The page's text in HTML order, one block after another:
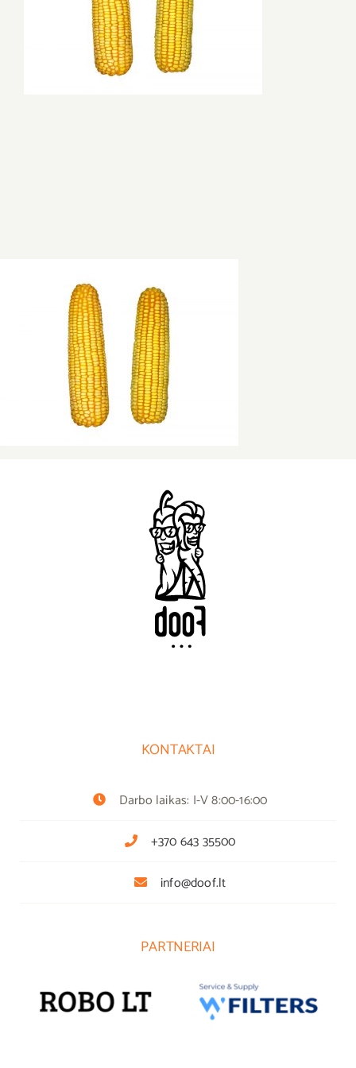
D.U.K
Sąlygos ir taisyklės
KONTAKTAI
Darbo laikas: I-V 8:00-16:00
+370 643 35500
info@doof.lt
PARTNERIAI